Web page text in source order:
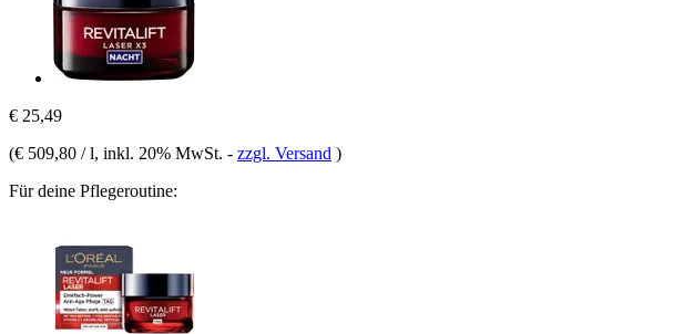
€ 25,49
(€ 509,80 / l, inkl. 20% MwSt. - zzgl. Versand )
Für deine Pflegeroutine: